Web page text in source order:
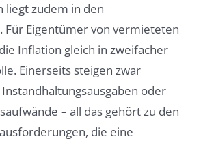
liegt zudem in den
Für Eigentümer von vermieteten
Inflation gleich in zweifacher
Einerseits steigen zwar
oder
– all das gehört zu den
die eine